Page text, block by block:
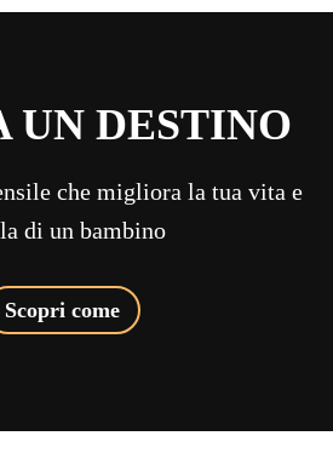
UN DESTINO
che migliora la tua vita e
di un bambino
Scopri come